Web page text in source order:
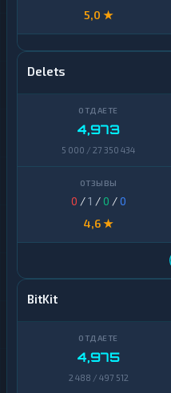
5,0 ★
Delets
4,973
5 000 / 27 350 434
0 /1 /0 /0
4,6 ★
BitKit
4,975
2 488 / 497 512